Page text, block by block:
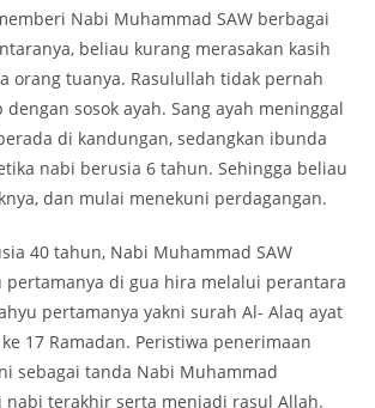
Nabi Muhammad SAW berbagai
beliau kurang merasakan kasih
orang tuanya. Rasulullah tidak pernah
sosok ayah. Sang ayah meninggal
di kandungan, sedangkan ibunda
nabi berusia 6 tahun. Sehingga beliau
dan mulai menekuni perdagangan.
40 tahun, Nabi Muhammad SAW
pertamanya di gua hira melalui perantara
pertamanya yakni surah Al- Alaq ayat
17 Ramadan. Peristiwa penerimaan
sebagai tanda Nabi Muhammad
nabi terakhir serta menjadi rasul Allah.